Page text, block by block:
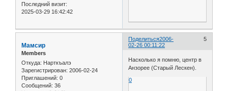
Последний визит:
2025-03-29 16:42:42
Поделиться 5
2006-
02-26 00:11:22
Мамсир
Members
Откуда: Нарткъалэ
Зарегистрирован: 2006-02-24
Приглашений: 0
Сообщений: 36
Насколько я помню, центр в
Анзорее (Старый Лескен).
0